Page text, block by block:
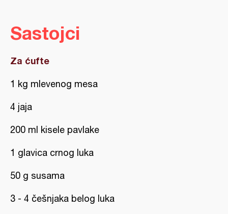
Sastojci
Za ćufte
1 kg mlevenog mesa
4 jaja
200 ml kisele pavlake
1 glavica crnog luka
50 g susama
3 - 4 češnjaka belog luka